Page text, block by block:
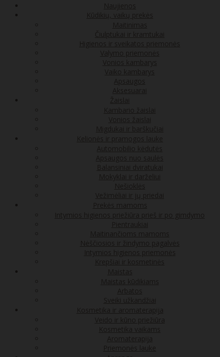
Naujienos
Kūdikių, vaikų prekės
Maitinimas
Čiulptukai ir kramtukai
Higienos ir sveikatos priemonės
Valymo priemonės
Vonios kambarys
Vaiko kambarys
Apsaugos
Aksesuarai
Žaislai
Kambario žaislai
Vonios žaislai
Migdukai ir barškučiai
Kelionės ir pramogos lauke
Automobilio kėdutės
Apsaugos nuo saulės
Balansiniai dviratukai
Mokyklai ir darželiui
Nešioklės
Vežimėliai ir jų priedai
Prekės mamoms
Intymios higienos priežiūra prieš ir po gimdymo
Pientraukiai
Maitinančioms mamoms
Nėščiosios ir žindymo pagalvės
Intymios higienos priemonės
Krepšiai ir kosmetinės
Maistas
Maistas kūdikiams
Arbatos
Sveiki užkandžiai
Kosmetika ir aromaterapija
Veido ir kūno priežiūra
Kosmetika vaikams
Aromaterapija
Priemonės lauke